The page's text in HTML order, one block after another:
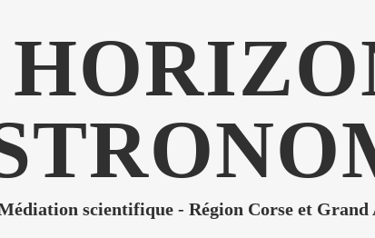
scientifique - Région Corse et Grand